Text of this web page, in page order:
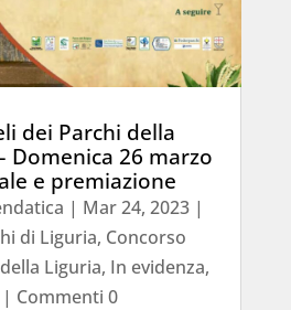
dei Parchi della
Domenica 26 marzo
e premiazione
| Mar 24, 2023|
di Liguria, Concorso
Liguria, In evidenza,
| Commenti 0